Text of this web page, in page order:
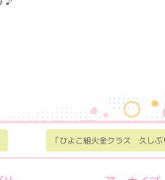
「ひよこ組火金クラス 久し